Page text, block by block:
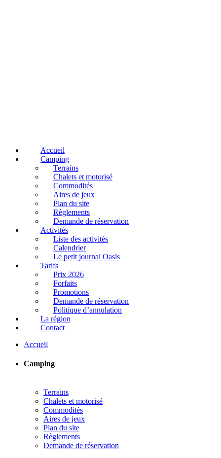
Accueil
Camping
Terrains
Chalets et motorisé
Commodités
Aires de jeux
Plan du site
Règlements
Demande de réservation
Activités
Liste des activités
Calendrier
Le petit journal Oasis
Tarifs
Prix 2026
Forfaits
Promotions
Demande de réservation
Politique d’annulation
La région
Contact
Accueil
Camping
Terrains
Chalets et motorisé
Commodités
Aires de jeux
Plan du site
Règlements
Demande de réservation